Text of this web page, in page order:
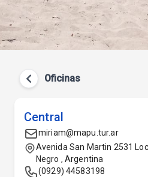
Oficinas
Central
miriam@mapu.tur.ar
Avenida San Martin 2531
Negro , Argentina
(0929) 44583198